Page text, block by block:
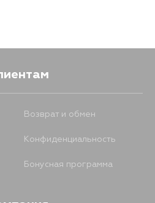
Возврат и обмен
Конфиденциальность
Бонусная программа